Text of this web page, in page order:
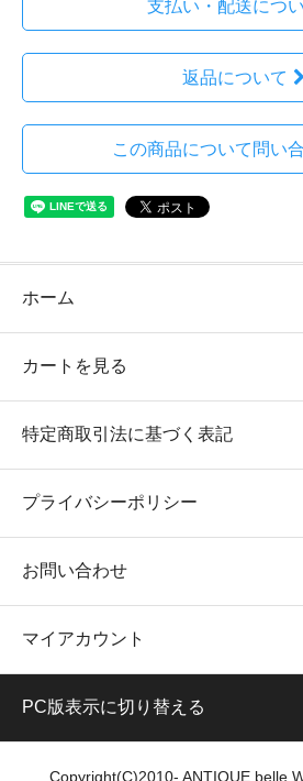
支払い・配送につ
返品について
この商品について問い
ホーム
カートを見る
特定商取引法に基づく表記
プライバシーポリシー
お問い合わせ
マイアカウント
PC版表示に切り替える
Copyright(C)2010- ANTIQUE belle